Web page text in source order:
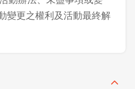
變更之權利及活動最終解